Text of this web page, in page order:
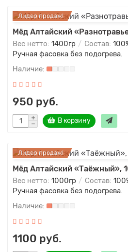
Лидер продаж!
Мёд Алтайский
Вес нетто: 1400гр Состав:
Ручная фасовка без подогрева.
950 руб.
В корзину
Лидер продаж!
Мёд Алтайский «Таёжный»,
Вес нетто: 1000гр Состав:
Ручная фасовка без подогрева.
1100 руб.